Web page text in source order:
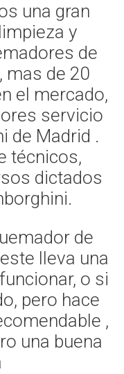
una gran
y
de
mas de 20
el mercado,
servicio
de Madrid .
técnicos,
dictados
de
lleva una
o si
pero hace
,
una buena